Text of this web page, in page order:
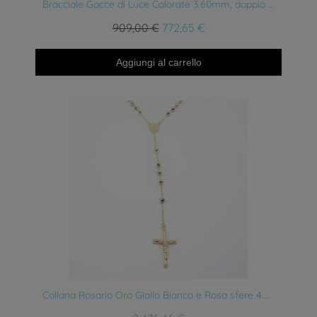
Bracciale Gocce di Luce Colorate 3.60mm, doppio filo oro Bianco
909,00 € 772,65 €
Aggiungi al carrello
Anteprima Collana Rosario Oro Giallo Bianco e Rosa sfere 4.80 mm